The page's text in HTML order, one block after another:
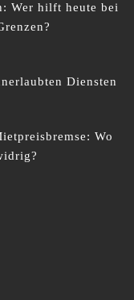
Wer hilft heute bei
Diensten
Wo